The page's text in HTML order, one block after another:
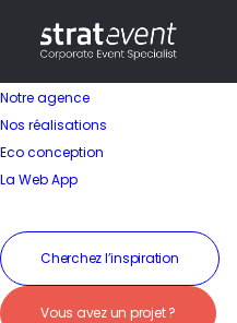
Notre agence
Nos réalisations
Eco conception
La Web App
Cherchez l’inspiration
Vous avez un projet ?